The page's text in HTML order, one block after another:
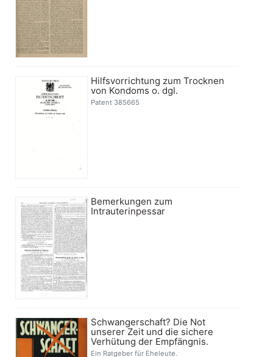
Hilfsvorrichtung zum Trocknen
von Kondoms o. dgl.
Patent 385665
Bemerkungen zum
Intrauterinpessar
Schwangerschaft? Die Not
unserer Zeit und die sichere
Verhütung der Empfängnis.
Ein Ratgeber für Eheleute.